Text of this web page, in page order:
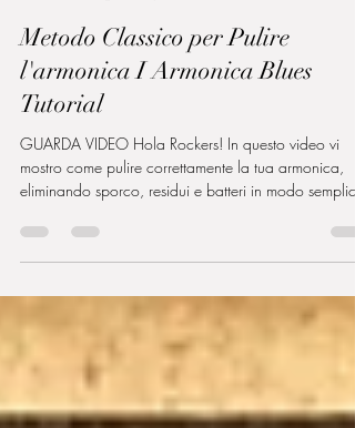
Stefano Lucignolo
15 mag
Tempo di lettura: 1 min
Metodo Classico per Pulire
l'armonica I Armonica Blues
Tutorial
GUARDA VIDEO Hola Rockers! In questo video vi
mostro come pulire correttamente la tua armonica,
direttamente in contatto con la bocca, quindi
mantenerla pulita è fondamentale sia per l’igiene che
per preservare il suono nel tempo 🎶 🧼 Cosa vedrai
nel video: - Perché è importante pulire regolarmente
l’armonica - Come preparare una soluzione con
acqua e aceto - Smontaggio pass